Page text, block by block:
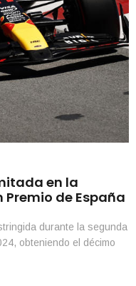
en la
de España
durante la segunda
obteniendo el décimo